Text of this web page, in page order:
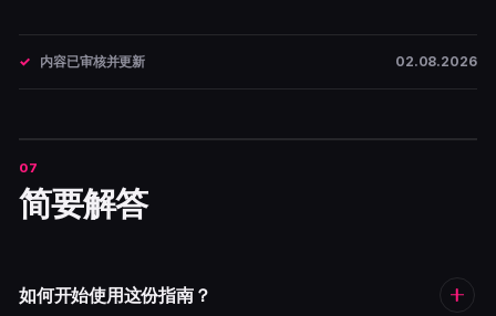
内容已审核并更新 02.08.2026
简要解答
如何开始使用这份指南？